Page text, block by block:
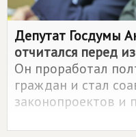
Депутат Госдумы
отчитался перед
Он проработал
граждан и стал
законопроектов и